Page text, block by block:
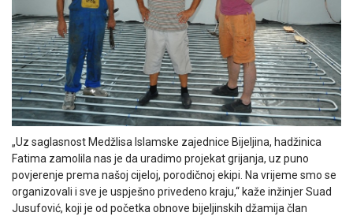
„Uz saglasnost Medžlisa Islamske zajednice Bijeljina, hadžinica
Fatima zamolila nas je da uradimo projekat grijanja, uz puno
povjerenje prema našoj cijeloj, porodičnoj ekipi. Na vrijeme smo se
organizovali i sve je uspješno privedeno kraju,“ kaže inžinjer Suad
Jusufović, koji je od početka obnove bijeljinskih džamija član